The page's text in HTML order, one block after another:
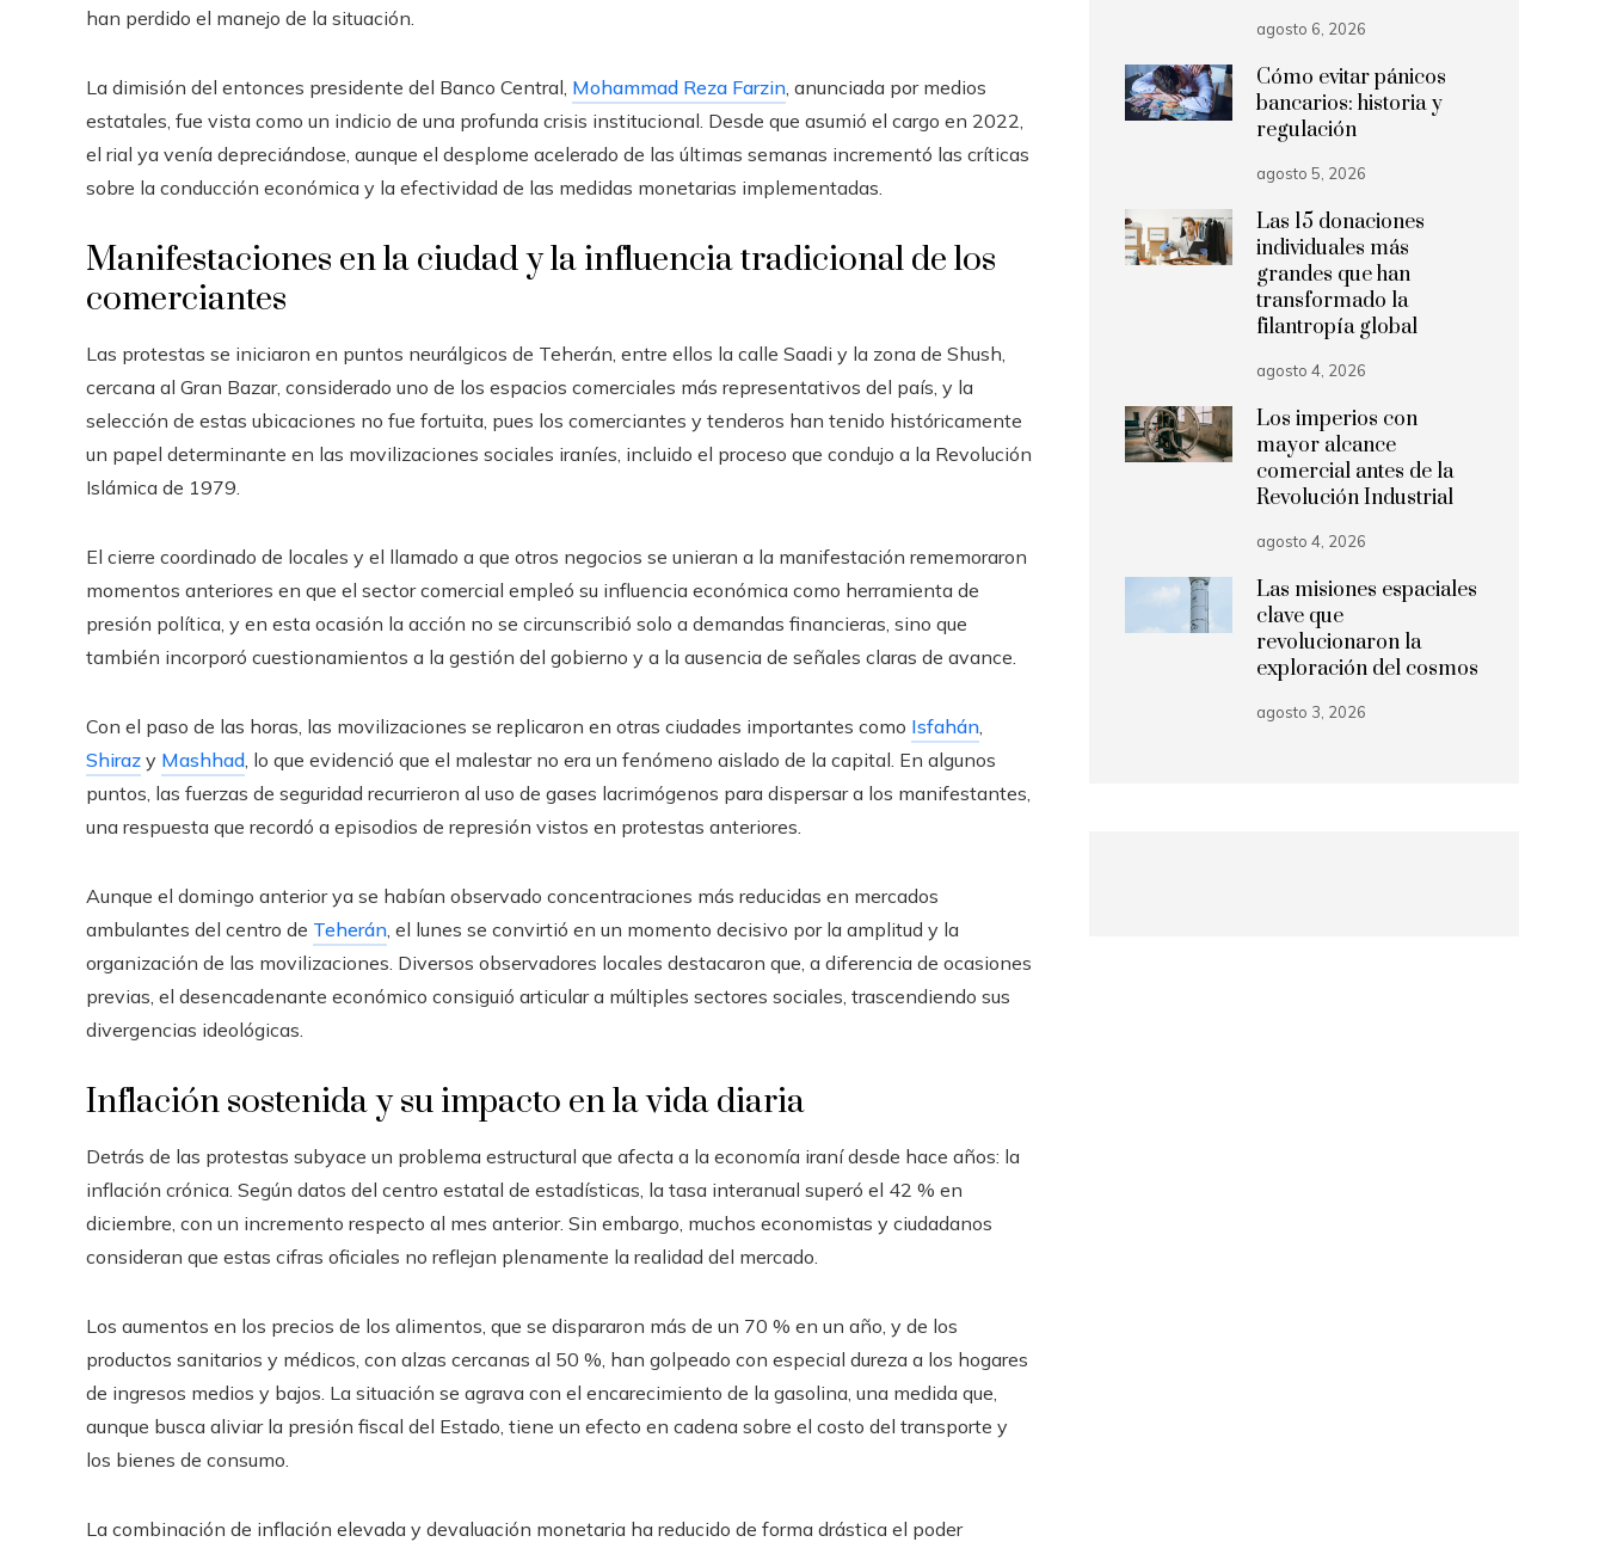
han perdido el manejo de la situación.
La dimisión del entonces presidente del Banco Central, Mohammad Reza Farzin , anunciada por medios
estatales, fue vista como un indicio de una profunda crisis institucional. Desde que asumió el cargo en 2022,
el rial ya venía depreciándose, aunque el desplome acelerado de las últimas semanas incrementó las críticas
sobre la conducción económica y la efectividad de las medidas monetarias implementadas.
Manifestaciones en la ciudad y la influencia tradicional de los
comerciantes
Las protestas se iniciaron en puntos neurálgicos de Teherán, entre ellos la calle Saadi y la zona de Shush,
cercana al Gran Bazar, considerado uno de los espacios comerciales más representativos del país, y la
selección de estas ubicaciones no fue fortuita, pues los comerciantes y tenderos han tenido históricamente
un papel determinante en las movilizaciones sociales iraníes, incluido el proceso que condujo a la Revolución
Islámica de 1979.
El cierre coordinado de locales y el llamado a que otros negocios se unieran a la manifestación rememoraron
momentos anteriores en que el sector comercial empleó su influencia económica como herramienta de
presión política, y en esta ocasión la acción no se circunscribió solo a demandas financieras, sino que
también incorporó cuestionamientos a la gestión del gobierno y a la ausencia de señales claras de avance.
Con el paso de las horas, las movilizaciones se replicaron en otras ciudades importantes como Isfahán
Shiraz y Mashhad , lo que evidenció que el malestar no era un fenómeno aislado de la capital. En algunos
puntos, las fuerzas de seguridad recurrieron al uso de gases lacrimógenos para dispersar a los manifestantes,
una respuesta que recordó a episodios de represión vistos en protestas anteriores.
Aunque el domingo anterior ya se habían observado concentraciones más reducidas en mercados
ambulantes del centro de Teherán , el lunes se convirtió en un momento decisivo por la amplitud y la
organización de las movilizaciones. Diversos observadores locales destacaron que, a diferencia de ocasiones
previas, el desencadenante económico consiguió articular a múltiples sectores sociales, trascendiendo sus
divergencias ideológicas.
Inflación sostenida y su impacto en la vida diaria
Detrás de las protestas subyace un problema estructural que afecta a la economía iraní desde hace años: la
inflación crónica. Según datos del centro estatal de estadísticas, la tasa interanual superó el 42 % en
diciembre, con un incremento respecto al mes anterior. Sin embargo, muchos economistas y ciudadanos
consideran que estas cifras oficiales no reflejan plenamente la realidad del mercado.
Los aumentos en los precios de los alimentos, que se dispararon más de un 70 % en un año, y de los
productos sanitarios y médicos, con alzas cercanas al 50 %, han golpeado con especial dureza a los hogares
de ingresos medios y bajos. La situación se agrava con el encarecimiento de la gasolina, una medida que,
aunque busca aliviar la presión fiscal del Estado, tiene un efecto en cadena sobre el costo del transporte y
los bienes de consumo.
La combinación de inflación elevada y devaluación monetaria ha reducido de forma drástica el poder
agosto 6, 2026
Cómo evitar pánicos
bancarios: historia y
regulación
agosto 5, 2026
Las 15 donaciones
individuales más
grandes que han
transformado la
filantropía global
agosto 4, 2026
Los imperios con
mayor alcance
comercial antes de la
Revolución Industrial
agosto 4, 2026
Las misiones espaciales
clave que
revolucionaron la
exploración del cosmos
agosto 3, 2026